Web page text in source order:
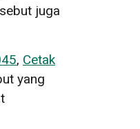
juga
, Cetak
yang